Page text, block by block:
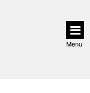
Menu